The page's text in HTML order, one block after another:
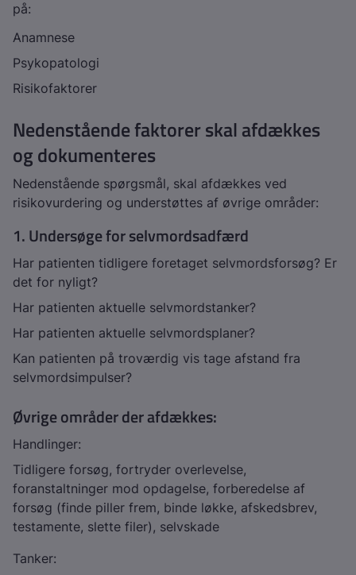
på:
Anamnese
Psykopatologi
Risikofaktorer
Nedenstående faktorer skal afdækkes
og dokumenteres
Nedenstående spørgsmål, skal afdækkes ved
risikovurdering og understøttes af øvrige områder:
1. Undersøge for selvmordsadfærd
Har patienten tidligere foretaget selvmordsforsøg? Er
det for nyligt?
Har patienten aktuelle selvmordstanker?
Har patienten aktuelle selvmordsplaner?
Kan patienten på troværdig vis tage afstand fra
selvmordsimpulser?
Øvrige områder der afdækkes:
Handlinger:
Tidligere forsøg, fortryder overlevelse,
foranstaltninger mod opdagelse, forberedelse af
forsøg (finde piller frem, binde løkke, afskedsbrev,
testamente, slette filer), selvskade
Tanker: